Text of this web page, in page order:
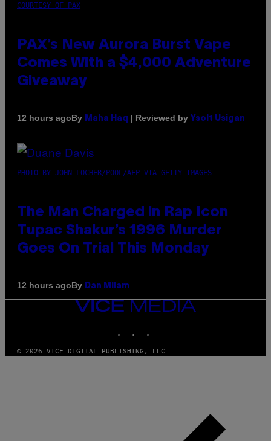
COURTESY OF PAX
PAX’s New Aurora Burst Vape
Comes With a $4,000 Adventure
Giveaway
12 hours agoBy Maha Haq | Reviewed by Ysolt Usigan
PHOTO BY JOHN LOCHER/POOL/AFP VIA GETTY IMAGES
The Man Charged in Rap Icon
Tupac Shakur’s 1996 Murder
Goes On Trial This Monday
12 hours agoBy Dan Milam
VICE
MEDIA
© 2026 VICE DIGITAL PUBLISHING, LLC